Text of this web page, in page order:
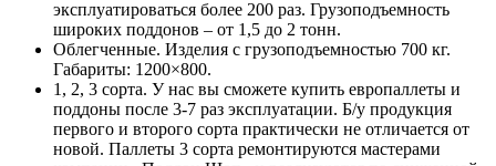
эксплуатироваться более 200 раз. Грузоподъемность
широких поддонов – от 1,5 до 2 тонн.
Облегченные. Изделия с грузоподъемностью 700 кг.
Габариты: 1200×800.
1, 2, 3 сорта. У нас вы сможете купить европаллеты и
поддоны после 3-7 раз эксплуатации. Б/у продукция
первого и второго сорта практически не отличается от
новой. Паллеты 3 сорта ремонтируются мастерами